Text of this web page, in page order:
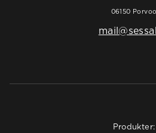
06150 Porvoo
Produkter: